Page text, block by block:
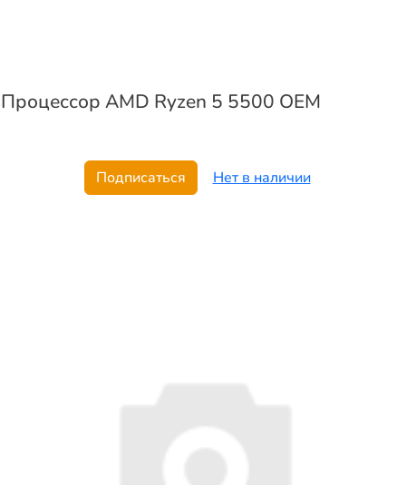
Процессор AMD Ryzen 5 5500 OEM
Подписаться Нет в наличии